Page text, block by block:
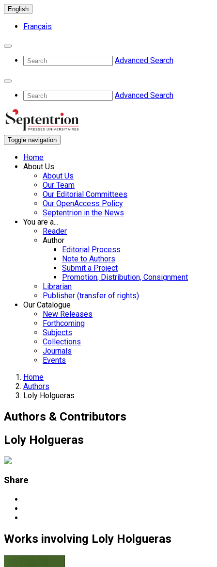
English
Français
Advanced Search
Advanced Search
Toggle navigation
Home
About Us
About Us
Our Team
Our Editorial Committees
Our OpenAccess Policy
Septentrion in the News
You are a...
Reader
Author
Editorial Process
Note to Authors
Submit a Project
Promotion, Distribution, Consignment
Librarian
Publisher (transfer of rights)
Our Catalogue
New Releases
Forthcoming
Subjects
Collections
Journals
Events
Home
Authors
Loly Holgueras
Authors & Contributors
Loly Holgueras
Share
Works involving Loly Holgueras